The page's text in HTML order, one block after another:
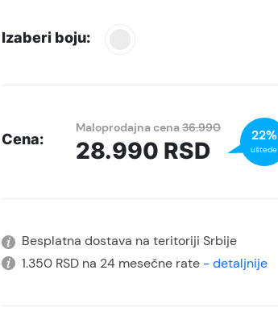
Izaberi boju:
Cena:
Maloprodajna cena36.990
28.990 RSD
22%
uštede
Besplatna dostava na teritoriji Srbije
1.350 RSD na 24 mesečne rate- detaljnije